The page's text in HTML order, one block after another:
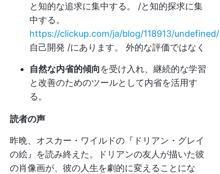
と知的な追求に集中する。 /と知的探求に集
中する。
https://clickup.com/ja/blog/118913/undefined/
自己開発 /にあります。 外的な評価ではなく
自然な内省的傾向を受け入れ、継続的な学習
と改善のためのツールとして内省を活用す
る。
読者の声
昨晩、オスカー・ワイルドの『ドリアン・グレイ
の絵』を読み終えた。ドリアンの友人が描いた彼
の肖像画が、彼の人生を劇的に変えることにな